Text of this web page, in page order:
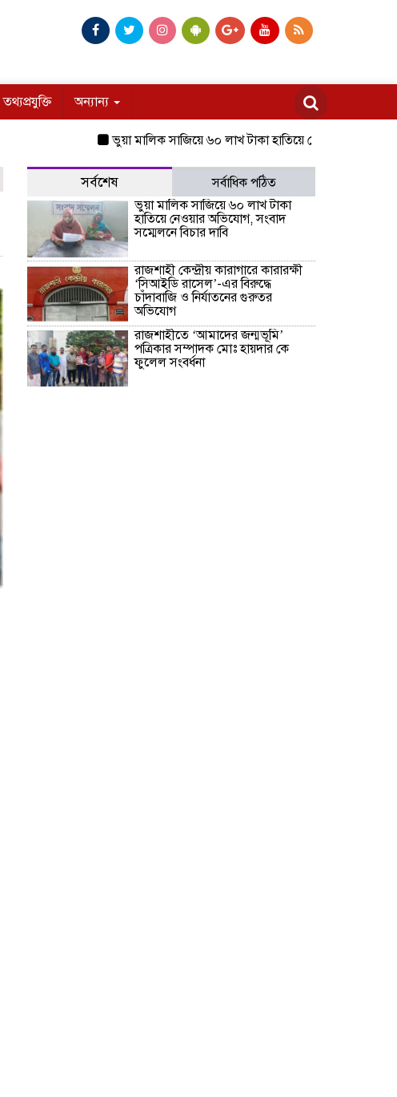
তথ্যপ্রযুক্তি অন্যান্য
ভুয়া মালিক সাজিয়ে ৬০ লাখ টাকা হাতিয়ে নেওয়ার অভিযোগ, সংবাদ
সর্বশেষ
সর্বাধিক পঠিত
ভুয়া মালিক সাজিয়ে ৬০ লাখ টাকা
হাতিয়ে নেওয়ার অভিযোগ, সংবাদ
সম্মেলনে বিচার দাবি
রাজশাহী কেন্দ্রীয় কারাগারে কারারক্ষী
‘সিআইডি রাসেল’-এর বিরুদ্ধে
চাঁদাবাজি ও নির্যাতনের গুরুতর
অভিযোগ
রাজশাহীতে ‘আমাদের জন্মভূমি’
পত্রিকার সম্পাদক মোঃ হায়দার কে
ফুলেল সংবর্ধনা ‎